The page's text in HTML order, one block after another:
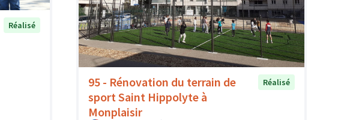
Réalisé
95 - Rénovation du terrain de
sport Saint Hippolyte à
Monplaisir
Réalisé